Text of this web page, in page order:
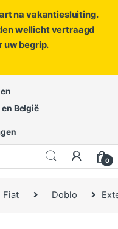
na vakantiesluiting.
wellicht vertraagd
uw begrip.
ticket
België
0
Fiat Doblo